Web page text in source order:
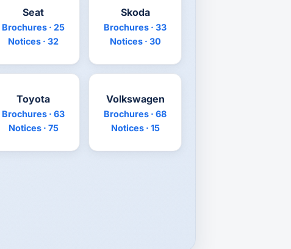
Seat
Brochures · 25
Notices · 32
Skoda
Brochures · 33
Notices · 30
Toyota
Brochures · 63
Notices · 75
Volkswagen
Brochures · 68
Notices · 15